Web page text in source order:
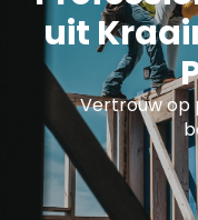
uit
Vertrouw op